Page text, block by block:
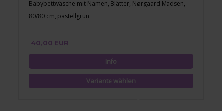
Babybettwäsche mit Namen, Blätter, Nørgaard Madsen,
80/80 cm, pastellgrün
40,00 EUR